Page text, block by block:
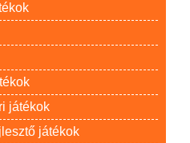
játékok
játékok